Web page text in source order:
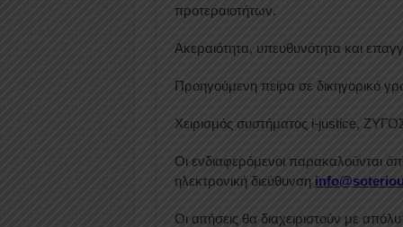
προτεραιοτήτων.
Ακεραιότητα, υπευθυνότητα και
Προηγούμενη πείρα σε δικηγορικό
Χειρισμός συστήματος i-justice,
Οι ενδιαφερόμενοι παρακαλούνται
ηλεκτρονική διεύθυνση
Οι αιτήσεις θα διαχειριστούν με